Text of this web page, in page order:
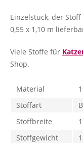
Einzelstück, der
0,55 x 1,10 m
Viele Stoffe für
Shop.
Material
Stoffart
Stoffbreite
Stoffgewicht